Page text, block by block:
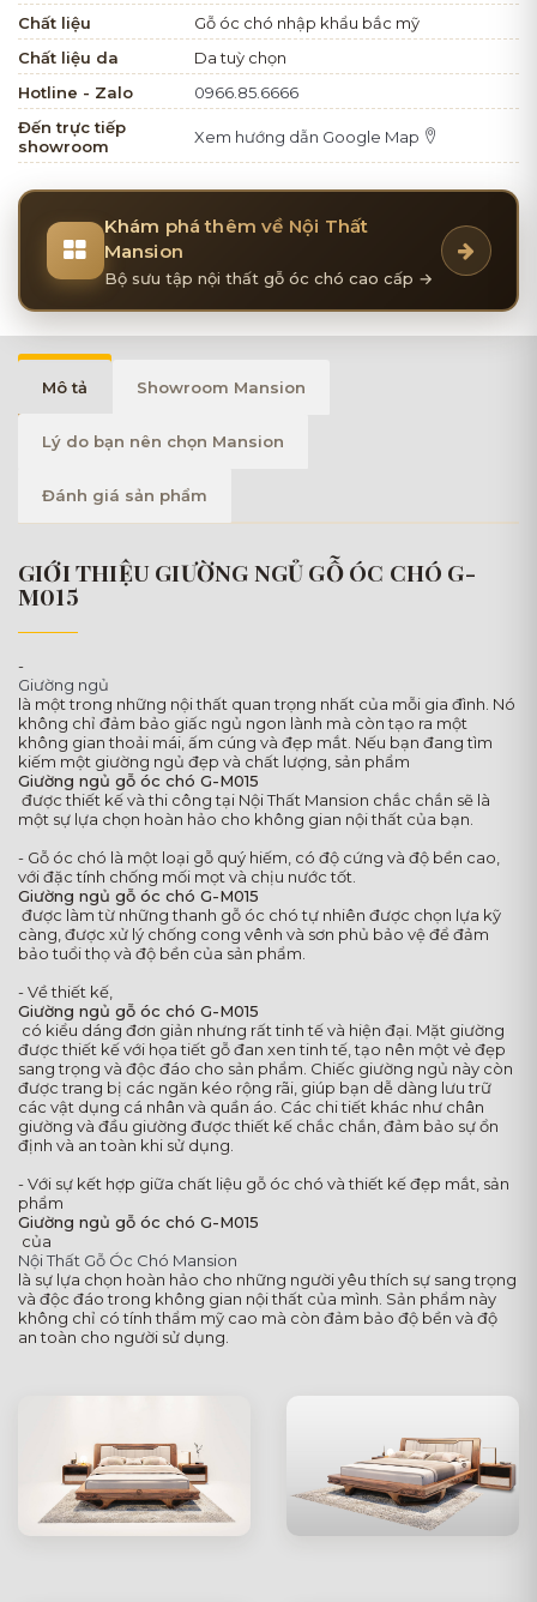
Chất liệu
Gỗ óc chó nhập khẩu bắc mỹ
Chất liệu da
Da tuỳ chọn
Hotline - Zalo
0966.85.6666
Đến trực tiếp
showroom
Xem hướng dẫn Google Map
Khám phá thêm về Nội Thất
Mansion
Bộ sưu tập nội thất gỗ óc chó cao cấp →
Mô tả Showroom Mansion
Lý do bạn nên chọn Mansion
Đánh giá sản phẩm
GIỚI THIỆU GIƯỜNG NGỦ GỖ ÓC CHÓ G-
M015
-
Giường ngủ
là một trong những nội thất quan trọng nhất của mỗi gia đình. Nó
không chỉ đảm bảo giấc ngủ ngon lành mà còn tạo ra một
không gian thoải mái, ấm cúng và đẹp mắt. Nếu bạn đang tìm
kiếm một giường ngủ đẹp và chất lượng, sản phẩm
Giường ngủ gỗ óc chó G-M015
được thiết kế và thi công tại Nội Thất Mansion chắc chắn sẽ là
một sự lựa chọn hoàn hảo cho không gian nội thất của bạn.
- Gỗ óc chó là một loại gỗ quý hiếm, có độ cứng và độ bền cao,
với đặc tính chống mối mọt và chịu nước tốt.
Giường ngủ gỗ óc chó G-M015
được làm từ những thanh gỗ óc chó tự nhiên được chọn lựa kỹ
càng, được xử lý chống cong vênh và sơn phủ bảo vệ để đảm
bảo tuổi thọ và độ bền của sản phẩm.
- Về thiết kế,
Giường ngủ gỗ óc chó G-M015
có kiểu dáng đơn giản nhưng rất tinh tế và hiện đại. Mặt giường
được thiết kế với họa tiết gỗ đan xen tinh tế, tạo nên một vẻ đẹp
sang trọng và độc đáo cho sản phẩm. Chiếc giường ngủ này còn
được trang bị các ngăn kéo rộng rãi, giúp bạn dễ dàng lưu trữ
các vật dụng cá nhân và quần áo. Các chi tiết khác như chân
giường và đầu giường được thiết kế chắc chắn, đảm bảo sự ổn
định và an toàn khi sử dụng.
- Với sự kết hợp giữa chất liệu gỗ óc chó và thiết kế đẹp mắt, sản
phẩm
Giường ngủ gỗ óc chó G-M015
của
Nội Thất Gỗ Óc Chó Mansion
là sự lựa chọn hoàn hảo cho những người yêu thích sự sang trọng
và độc đáo trong không gian nội thất của mình. Sản phẩm này
không chỉ có tính thẩm mỹ cao mà còn đảm bảo độ bền và độ
an toàn cho người sử dụng.